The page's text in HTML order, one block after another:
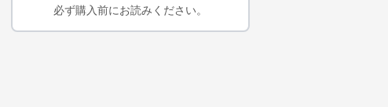
必ず購入前にお読みください。